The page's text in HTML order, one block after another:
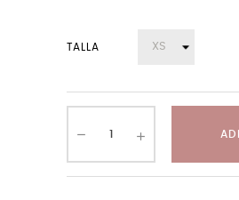
TALLA